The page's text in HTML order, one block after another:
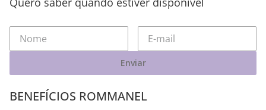
Enviar
BENEFÍCIOS ROMMANEL